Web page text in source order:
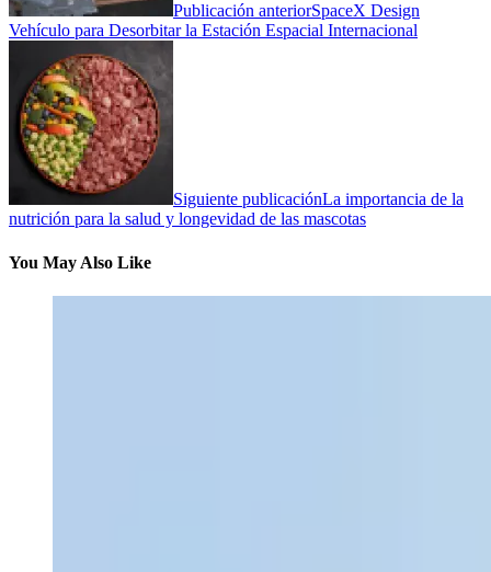
Publicación anteriorSpaceX Design
Vehículo para Desorbitar la Estación Espacial Internacional
Siguiente publicaciónLa importancia de la
nutrición para la salud y longevidad de las mascotas
You May Also Like